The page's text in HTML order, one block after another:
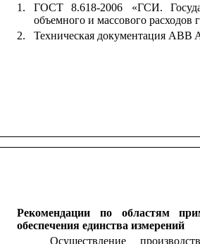
1.
ГОСТ 8.618-2006 «ГСИ.
объемного и массового расходов
2.
Техническая документация ABB
Рекомендации по областям
обеспечения единства измерений
Осуществление